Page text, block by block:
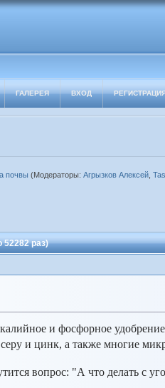
ГАЛЕРЕЯ ВХОД
почвы (Модераторы: Агрызков Алексей,
52282 раз)
и фосфорное
и цинк, а также многие
вопрос: "А что делать с